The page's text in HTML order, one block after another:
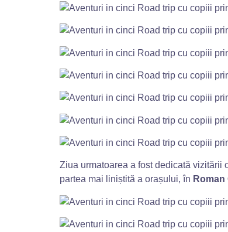
Ziua urmatoarea a fost dedicată vizitării
partea mai liniștită a orașului, în Roman